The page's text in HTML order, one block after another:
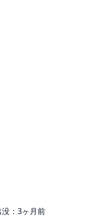
：3ヶ月前